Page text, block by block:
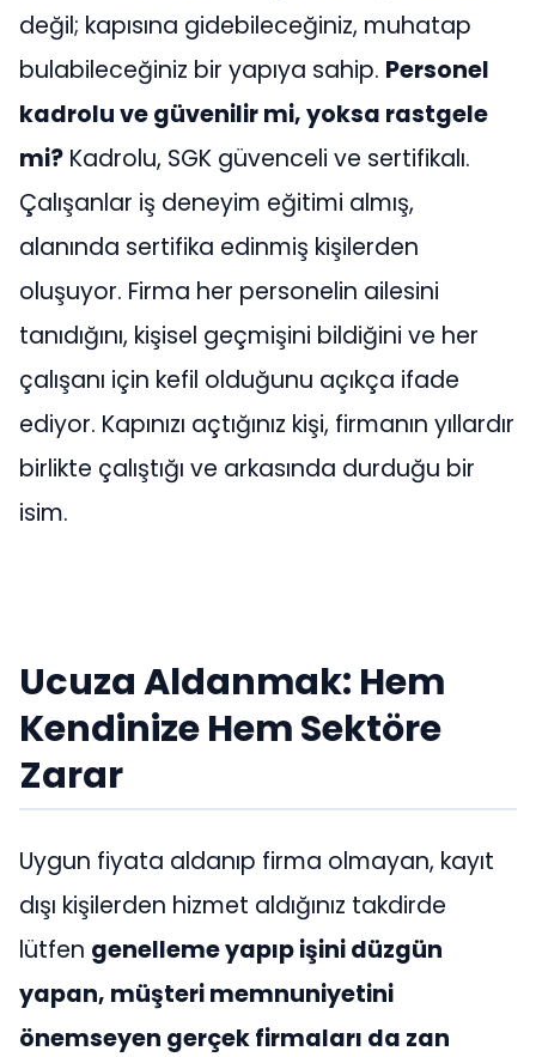
değil; kapısına gidebileceğiniz, muhatap
bulabileceğiniz bir yapıya sahip. Personel
kadrolu ve güvenilir mi, yoksa rastgele
mi? Kadrolu, SGK güvenceli ve sertifikalı.
Çalışanlar iş deneyim eğitimi almış,
alanında sertifika edinmiş kişilerden
oluşuyor. Firma her personelin ailesini
tanıdığını, kişisel geçmişini bildiğini ve her
çalışanı için kefil olduğunu açıkça ifade
ediyor. Kapınızı açtığınız kişi, firmanın yıllardır
birlikte çalıştığı ve arkasında durduğu bir
isim.
Ucuza Aldanmak: Hem
Kendinize Hem Sektöre
Zarar
Uygun fiyata aldanıp firma olmayan, kayıt
dışı kişilerden hizmet aldığınız takdirde
lütfen genelleme yapıp işini düzgün
yapan, müşteri memnuniyetini
önemseyen gerçek firmaları da zan